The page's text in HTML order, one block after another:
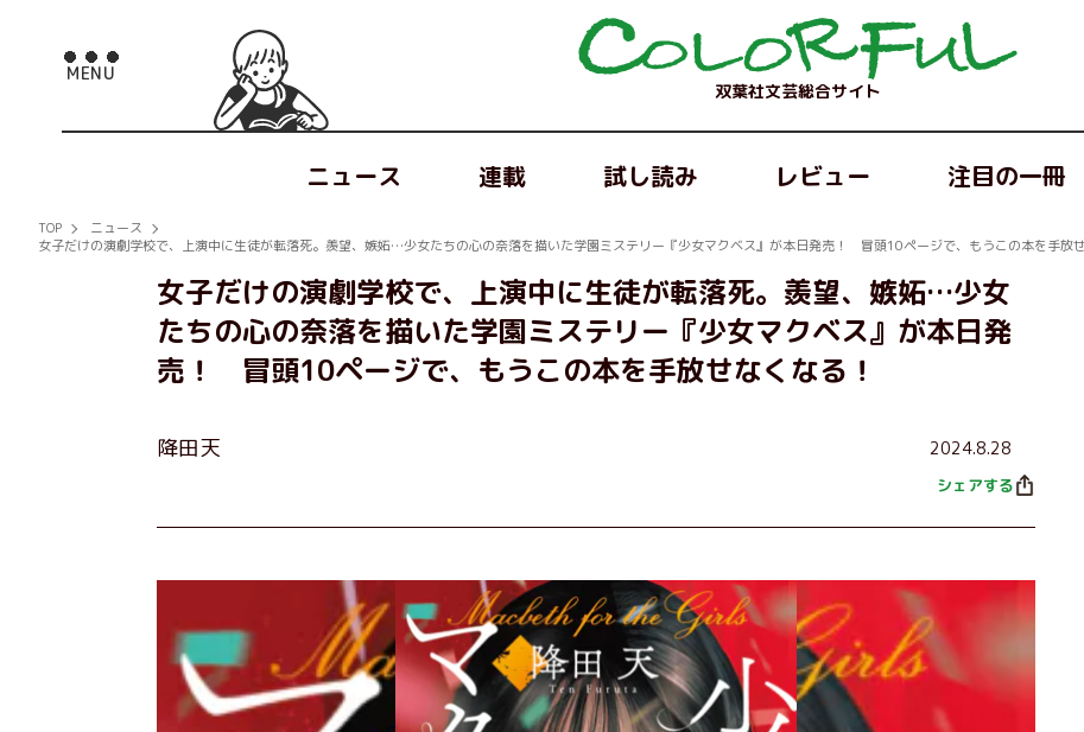
双葉社文芸総合サイト
ニュース 連載 試し読み レビュー 注目の一冊
TOP
ニュース
女子だけの演劇学校で、上演中に生徒が転落死。羨望、嫉妬…少女たちの心の奈落を描いた学園ミステリー『少女マクベス』が本日発売！ 冒頭10ページで、もうこの本を手放
女子だけの演劇学校で、上演中に生徒が転落死。羨望、嫉妬…少女
たちの心の奈落を描いた学園ミステリー『少女マクベス』が本日発
売！ 冒頭10ページで、もうこの本を手放せなくなる！
降田天 2024.8.28
シェアする